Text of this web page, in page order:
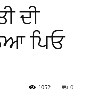
ਦੀ
ਪਿਓ
0
1052